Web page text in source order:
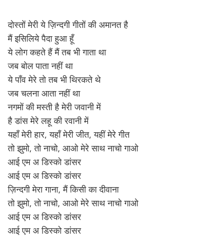
दोस्तों मेरी ये ज़िन्दगी गीतों की अमानत है
मैं इसिलिये पैदा हुआ हूँ
ये लोग कहते हैं मैं तब भी गाता था
जब बोल पाता नहीं था
ये पाँव मेरे तो तब भी थिरकते थे
जब चलना आता नहीं था
नगमों की मस्ती है मेरी जवानी में
है डांस मेरे लहू की रवानी में
यहाँ मेरी हार, यहाँ मेरी जीत, यहीं मेरे गीत
तो झुमो, तो नाचो, आओ मेरे साथ नाचो गाओ
आई एम अ डिस्को डांसर
आई एम अ डिस्को डांसर
ज़िन्दगी मेरा गाना, मैं किसी का दीवाना
तो झुमो, तो नाचो, आओ मेरे साथ नाचो गाओ
आई एम अ डिस्को डांसर
आई एम अ डिस्को डांसर